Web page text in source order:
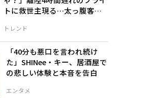
トレンド
トに救世主現る…太っ腹客の
エンタメ
「40分も悪口を言われ続け
た」SHINee・キー、居酒屋で
の悲しい体験と本音を告白